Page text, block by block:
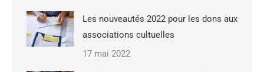
Les nouveautés 2022 pour les dons aux
associations cultuelles
17 mai 2022